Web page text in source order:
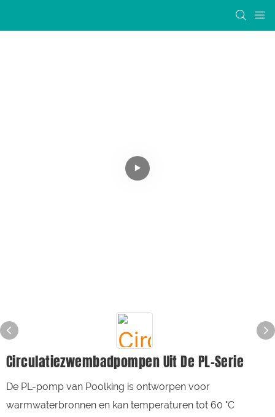
Circulatiezwembadpompen Uit De PL-Serie
De PL-pomp van Poolking is ontworpen voor
warmwaterbronnen en kan temperaturen tot 60 °C